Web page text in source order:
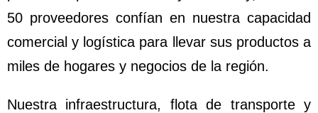
50 proveedores confían en nuestra capacidad
comercial y logística para llevar sus productos a
miles de hogares y negocios de la región.
Nuestra infraestructura, flota de transporte y